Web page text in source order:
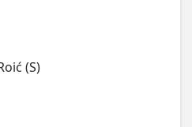
(S)